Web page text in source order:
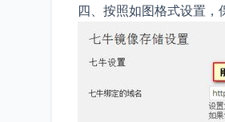
四、按照如图格式设置，